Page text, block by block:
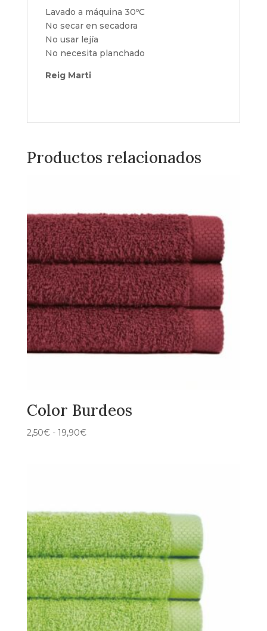
Lavado a máquina 30ºC
No secar en secadora
No usar lejía
No necesita planchado
Reig Marti
Productos relacionados
Color Burdeos
2,50€ - 19,90€Rango
19,90€